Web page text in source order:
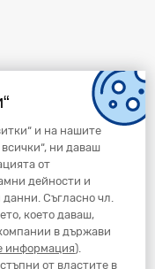
и на нашите
ни даваш
от
дейности и
данни. Съгласно чл.
което даваш,
в държави
информация).
от властите в